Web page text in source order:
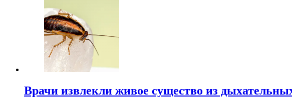
Врачи извлекли живое существо из